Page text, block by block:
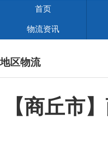
首页
物流资讯
地区物流
【商丘市